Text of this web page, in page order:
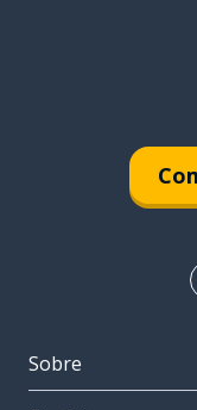
Sobre